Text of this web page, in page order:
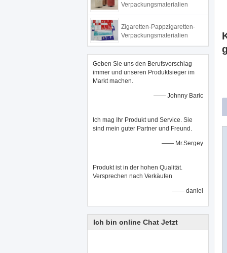
Verpackungsmaterialien
Zigaretten-Pappzigaretten-
Verpackungsmaterialien
Geben Sie uns den Berufsvorschlag
immer und unseren Produktsieger im
Markt machen.
—— Johnny Baric
Ich mag Ihr Produkt und Service. Sie
sind mein guter Partner und Freund.
—— Mr.Sergey
Produkt ist in der hohen Qualität.
Versprechen nach Verkäufen
—— daniel
Ich bin online Chat Jetzt